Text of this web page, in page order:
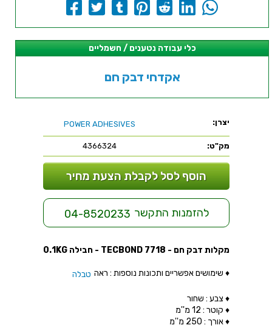
כלי עבודה נטענים / חשמליים
אקדחי דבק חם
יצרן: POWER ADHESIVES
מק"ט: 4366324
הוסף לסל לקבלת הצעת מחיר
להזמנות התקשר 04-8520233
מקלות דבק חם - TECBOND 7718 - חבילה 0.1KG
♦ שימושים אפשריים ותכונות נוספות : ראה טבלה
♦ צבע : שחור
♦ קוטר : 12 מ''מ
♦ אורך : 250 מ''מ